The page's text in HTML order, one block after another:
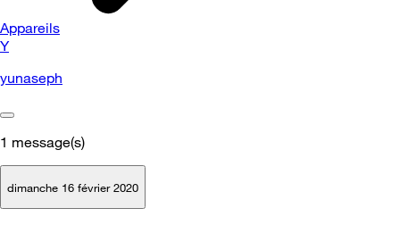
Appareils
Y
yunaseph
1 message(s)
dimanche 16 février 2020